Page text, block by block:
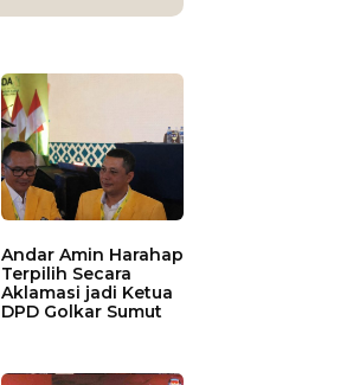
Andar Amin Harahap
Terpilih Secara
Aklamasi jadi Ketua
DPD Golkar Sumut